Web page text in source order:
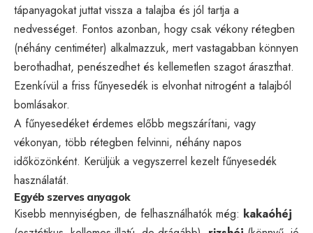
tápanyagokat juttat vissza a talajba és jól tartja a
nedvességet. Fontos azonban, hogy csak vékony rétegben
(néhány centiméter) alkalmazzuk, mert vastagabban könnyen
berothadhat, penészedhet és kellemetlen szagot áraszthat.
Ezenkívül a friss fűnyesedék is elvonhat nitrogént a talajból
bomlásakor.
A fűnyesedéket érdemes előbb megszárítani, vagy
vékonyan, több rétegben felvinni, néhány napos
időközönként. Kerüljük a vegyszerrel kezelt fűnyesedék
használatát.
Egyéb szerves anyagok
Kisebb mennyiségben, de felhasználhatók még: kakaóhéj